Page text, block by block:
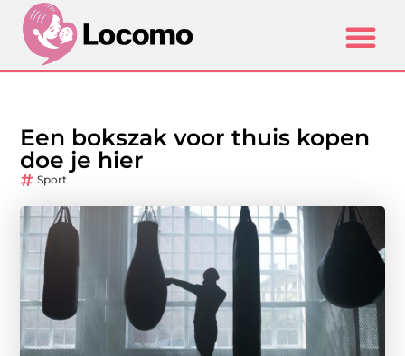
Een bokszak voor thuis kopen
doe je hier
Sport